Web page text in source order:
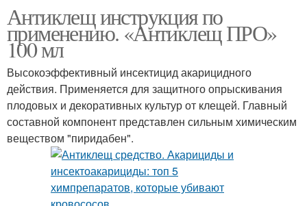
Антиклещ инструкция по
применению. «Антиклещ ПРО»
100 мл
Высокоэффективный инсектицид акарицидного
действия. Применяется для защитного опрыскивания
плодовых и декоративных культур от клещей. Главный
составной компонент представлен сильным химическим
веществом "пиридабен".